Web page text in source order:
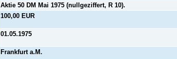
Aktie 50 DM Mai 1975 (nullgeziffert, R 10).
100,00 EUR
01.05.1975
Frankfurt a.M.